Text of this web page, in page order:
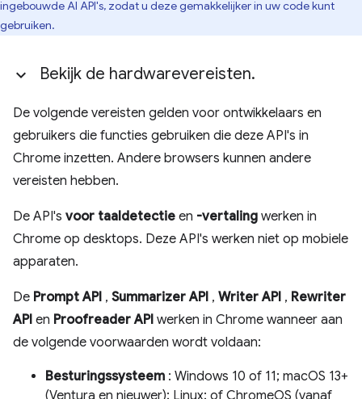
ingebouwde AI API's, zodat u deze gemakkelijker in uw code kunt
gebruiken.
Bekijk de hardwarevereisten.
De volgende vereisten gelden voor ontwikkelaars en
gebruikers die functies gebruiken die deze API's in
Chrome inzetten. Andere browsers kunnen andere
vereisten hebben.
De API's voor taaldetectie en -vertaling werken in
Chrome op desktops. Deze API's werken niet op mobiele
apparaten.
De Prompt API , Summarizer API , Writer API , Rewriter
API en Proofreader API werken in Chrome wanneer aan
de volgende voorwaarden wordt voldaan:
Besturingssysteem : Windows 10 of 11; macOS 13+
(Ventura en nieuwer); Linux; of ChromeOS (vanaf